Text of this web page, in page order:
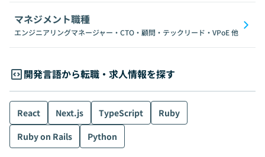
マネジメント職種
エンジニアリングマネージャー・CTO・顧問・テックリード・VPoE他
開発言語から転職・求人情報を探す
React Next.js TypeScript
Ruby
Ruby on Rails
Python